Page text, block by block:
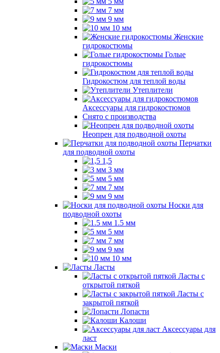
7 мм
9 мм
10 мм
Женские
гидрокостюмы
Голые
гидрокостюмы
Гидрокостюм для теплой воды
Утеплители
Аксессуары для гидрокостюмов
Снято с производства
Неопрен для подводной охоты
Перчатки
для подводной охоты
1,5
3 мм
5 мм
7 мм
9 мм
Носки для
подводной охоты
1.5 мм
5 мм
7 мм
9 мм
10 мм
Ласты
Ласты с
открытой пяткой
Ласты с
закрытой пяткой
Лопасти
Калоши
Аксессуары для
ласт
Маски